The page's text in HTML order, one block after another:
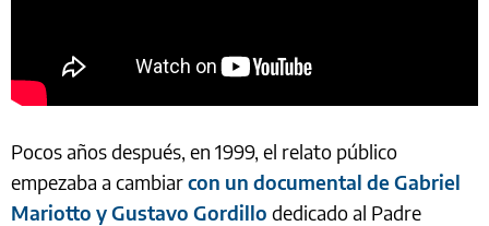
Pocos años después, en 1999, el relato público
empezaba a cambiarcon un documental de Gabriel
Mariotto y Gustavo Gordillo dedicado al Padre